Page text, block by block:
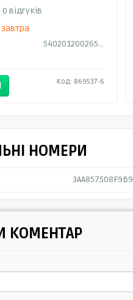
0 відгуків
5402012002658P
Код: 869537-6
НОМЕРИ
3AA857508F9B9
КОМЕНТАР